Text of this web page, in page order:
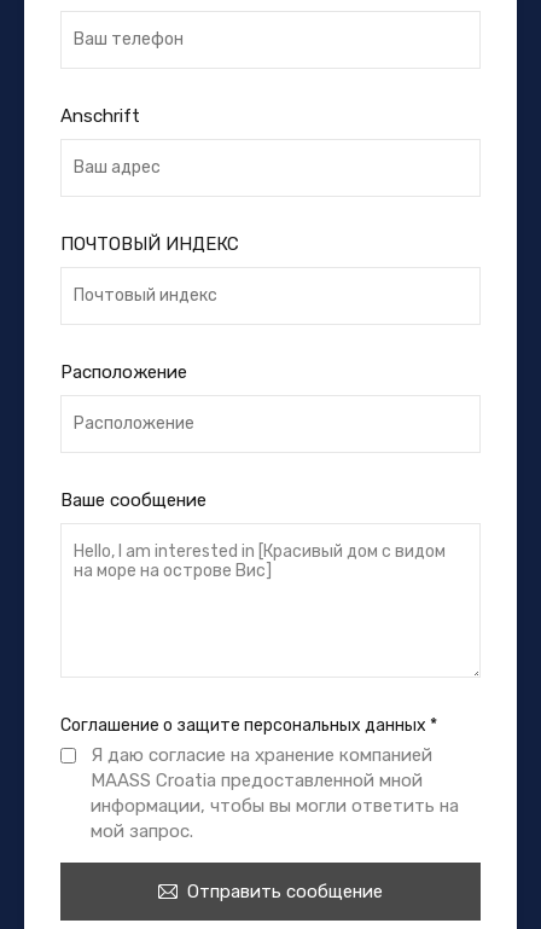
Anschrift
ПОЧТОВЫЙ ИНДЕКС
Расположение
Ваше сообщение
Соглашение о защите персональных данных *
Я даю согласие на хранение компанией
MAASS Croatia предоставленной мной
информации, чтобы вы могли ответить на
мой запрос.
Отправить сообщение